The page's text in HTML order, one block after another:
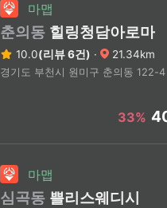
마맵
춘의동 힐링청담아로마
10.0(리뷰 6건) · 21.34km
경기도 부천시 원미구 춘의동 122-4
33%
마맵
심곡동 쁠리스웨디시